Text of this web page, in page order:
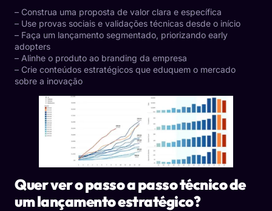
– Construa uma proposta de valor clara e específica
– Use provas sociais e validações técnicas desde o início
– Faça um lançamento segmentado, priorizando early
adopters
– Alinhe o produto ao branding da empresa
– Crie conteúdos estratégicos que eduquem o mercado
sobre a inovação
Quer ver o passo a passo técnico de
um lançamento estratégico?